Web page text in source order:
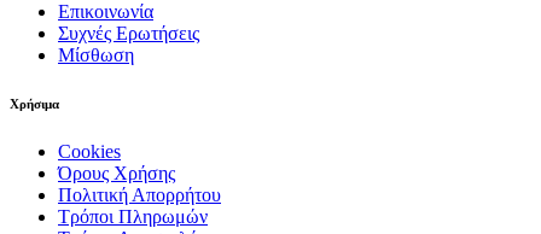
Επικοινωνία
Συχνές Ερωτήσεις
Μίσθωση
Χρήσιμα
Cookies
Όρους Χρήσης
Πολιτική Απορρήτου
Τρόποι Πληρωμών